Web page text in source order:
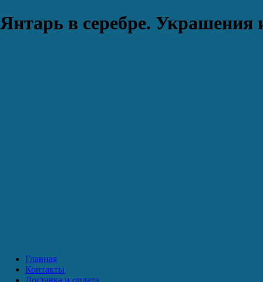
Янтарь в серебре. Украшения
Главная
Контакты
Доставка и оплата